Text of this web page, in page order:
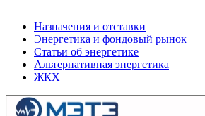
Назначения и отставки
Энергетика и фондовый рынок
Статьи об энергетике
Альтернативная энергетика
ЖКХ